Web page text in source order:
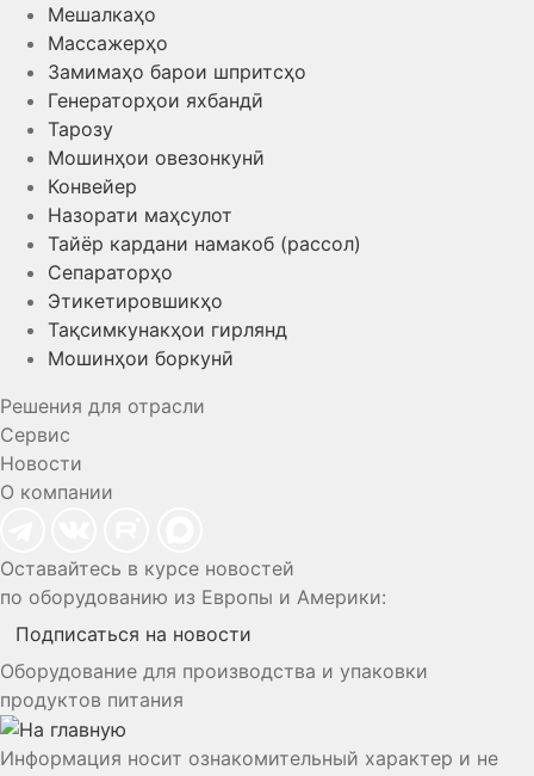
Мешалкаҳо
Массажерҳо
Замимаҳо барои шпритсҳо
Генераторҳои яхбандӣ
Тарозу
Мошинҳои овезонкунӣ
Конвейер
Назорати маҳсулот
Тайёр кардани намакоб (рассол)
Сепараторҳо
Этикетировшикҳо
Тақсимкунакҳои гирлянд
Мошинҳои боркунӣ
Решения для отрасли
Сервис
Новости
О компании
Оставайтесь в курсе новостей
по оборудованию из Европы и Америки:
Подписаться на новости
Оборудование для производства и упаковки
продуктов питания
Информация носит ознакомительный характер и не